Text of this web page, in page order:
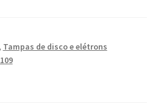
, Tampas de disco e elétrons